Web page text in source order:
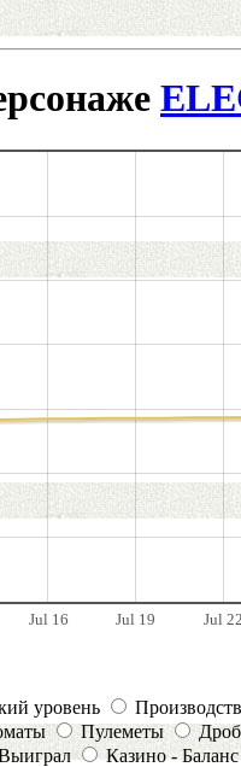
Jul 16 Jul 19 Jul
уровень
Пулеметы
Казино - Баланс